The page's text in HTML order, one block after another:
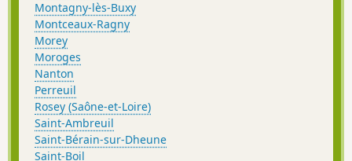
Montagny-lès-Buxy
Montceaux-Ragny
Morey
Moroges
Nanton
Perreuil
Rosey (Saône-et-Loire)
Saint-Ambreuil
Saint-Bérain-sur-Dheune
Saint-Boil